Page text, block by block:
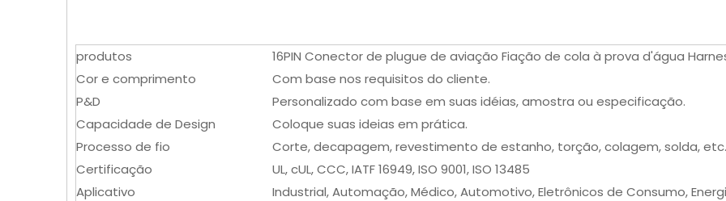
produtos
16PIN Conector de plugue de aviação Fiação de cola à prova d'água
Cor e comprimento
Com base nos requisitos do cliente.
P&D
Personalizado com base em suas idéias, amostra ou especificação.
Capacidade de Design
Coloque suas ideias em prática.
Processo de fio
Corte, decapagem, revestimento de estanho, torção, colagem, solda, etc.
Certificação
UL, cUL, CCC, IATF 16949, ISO 9001, ISO 13485
Aplicativo
Industrial, Automação, Médico, Automotivo, Eletrônicos de Consumo,